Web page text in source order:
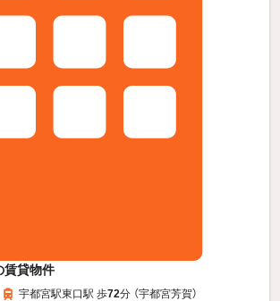
賃貸物件
宇都宮駅東口駅 歩72分 （宇都宮芳賀）